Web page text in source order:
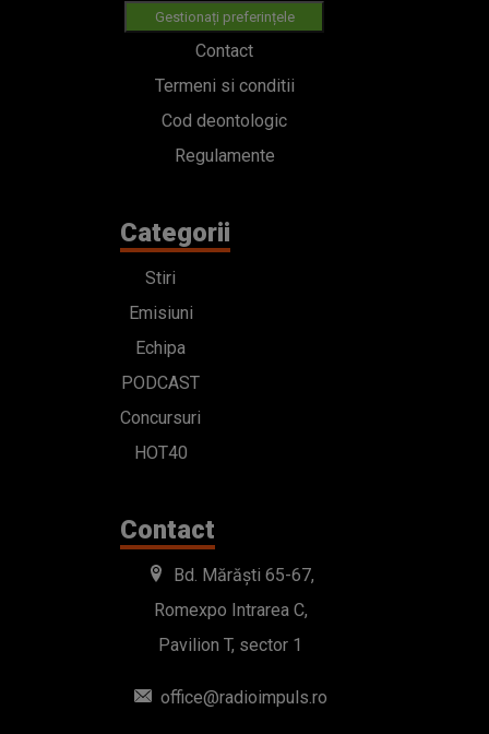
Gestionați preferințele
Contact
Termeni si conditii
Cod deontologic
Regulamente
Categorii
Stiri
Emisiuni
Echipa
PODCAST
Concursuri
HOT40
Contact
Bd. Mărăști 65-67,
Romexpo Intrarea C,
Pavilion T, sector 1
office@radioimpuls.ro